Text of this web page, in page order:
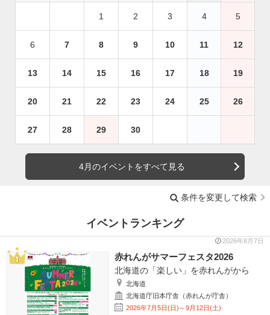
1 2 3 4 5
6 7 8 9 10 11 12
13 14 15 16 17 18 19
20 21 22 23 24 25 26
27 28 29 30
4月のイベントをすべて見る
条件を変更して検索
イベントランキング
2026年8月7日
赤れんがサマーフェスタ2026
北海道の「楽しい」を赤れんがから
北海道
北海道庁旧本庁舎（赤れんが庁舎）
2026年7月5日(日)～9月12日(土)